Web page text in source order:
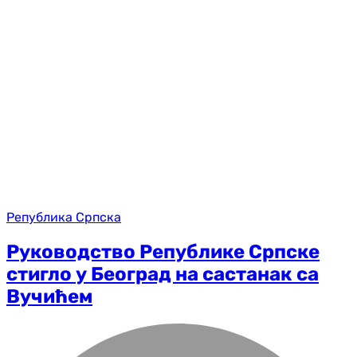
Република Српска
Руководство Републике Српске
стигло у Београд на састанак са
Вучићем